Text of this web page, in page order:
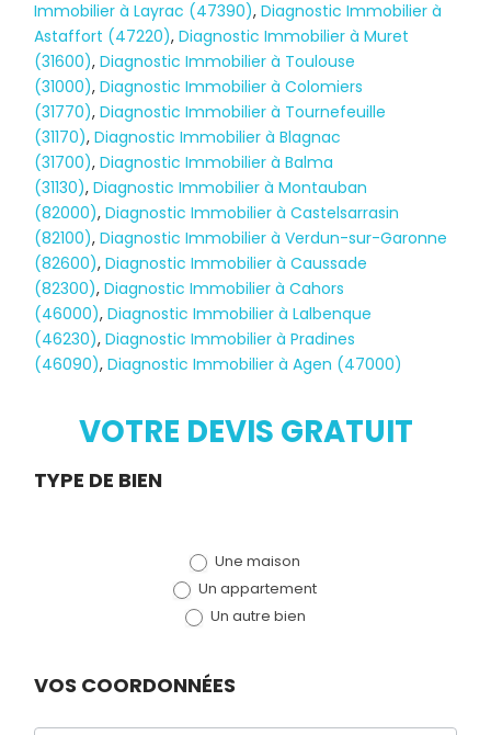
Diagnostic
TERMITES
Immobilier à Layrac (47390),Diagnostic Immobilier à
Astaffort (47220),Diagnostic Immobilier à Muret
(31600),Diagnostic Immobilier à Toulouse
(31000),Diagnostic Immobilier à Colomiers
(31770),Diagnostic Immobilier à Tournefeuille
(31170),Diagnostic Immobilier à Blagnac
(31700),Diagnostic Immobilier à Balma
(31130),Diagnostic Immobilier à Montauban
(82000),Diagnostic Immobilier à Castelsarrasin
(82100),Diagnostic Immobilier à Verdun-sur-Garonne
(82600),Diagnostic Immobilier à Caussade
(82300),Diagnostic Immobilier à Cahors
(46000),Diagnostic Immobilier à Lalbenque
(46230),Diagnostic Immobilier à Pradines
(46090),Diagnostic Immobilier à Agen (47000)
VOTRE DEVIS GRATUIT
Demande
TYPE DE BIEN
Une maison
Un appartement
Un autre bien
VOS COORDONNÉES